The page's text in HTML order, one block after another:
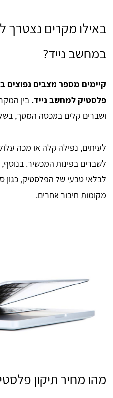
באילו מקרים
במחשב נייד?
קיימים מספר מצבים נפוצים
פלסטיק למחשב נייד. בין
ושברים קלים במכסה המסך,
לעיתים, נפילה קלה או מכה
לשברים בפינות המכשיר.
לבלאי טבעי של הפלסטיק, כגון
מקומות חיבור אחרים.
מהו מחיר תיקון